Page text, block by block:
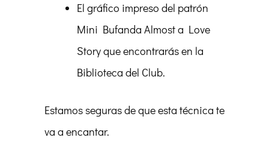
El gráfico impreso del patrón
Mini Bufanda Almost a Love
Story que encontrarás en la
Biblioteca del Club.
Estamos seguras de que esta técnica te
va a encantar.